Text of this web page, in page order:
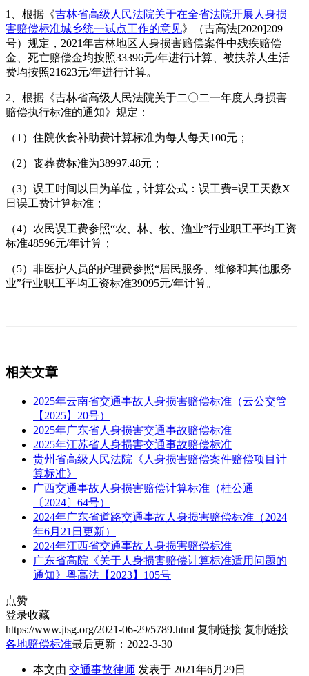
1、根据《吉林省高级人民法院关于在全省法院开展人身损
害赔偿标准城乡统一试点工作的意见》（吉高法[2020]209
号）规定，2021年吉林地区人身损害赔偿案件中残疾赔偿
金、死亡赔偿金均按照33396元/年进行计算、被扶养人生活
费均按照21623元/年进行计算。
2、根据《吉林省高级人民法院关于二〇二一年度人身损害
赔偿执行标准的通知》规定：
（1）住院伙食补助费计算标准为每人每天100元；
（2）丧葬费标准为38997.48元；
（3）误工时间以日为单位，计算公式：误工费=误工天数X
日误工费计算标准；
（4）农民误工费参照“农、林、牧、渔业”行业职工平均工资
标准48596元/年计算；
（5）非医护人员的护理费参照“居民服务、维修和其他服务
业”行业职工平均工资标准39095元/年计算。
相关文章
2025年云南省交通事故人身损害赔偿标准（云公交管
【2025】20号）
2025年广东省人身损害交通事故赔偿标准
2025年江苏省人身损害交通事故赔偿标准
贵州省高级人民法院《人身损害赔偿案件赔偿项目计
算标准》
广西交通事故人身损害赔偿计算标准（桂公通
〔2024〕64号）
2024年广东省道路交通事故人身损害赔偿标准（2024
年6月21日更新）
2024年江西省交通事故人身损害赔偿标准
广东省高院《关于人身损害赔偿计算标准适用问题的
通知》粤高法【2023】105号
点赞
登录收藏
https://www.jtsg.org/2021-06-29/5789.html 复制链接 复制链接
各地赔偿标准最后更新：2022-3-30
本文由 交通事故律师 发表于 2021年6月29日